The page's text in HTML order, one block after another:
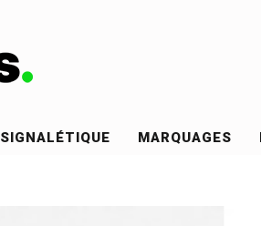
SIGNALÉTIQUE MARQUAGES